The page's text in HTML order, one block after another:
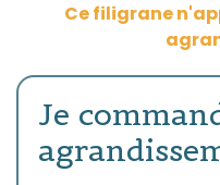
Ce filigrane
Je